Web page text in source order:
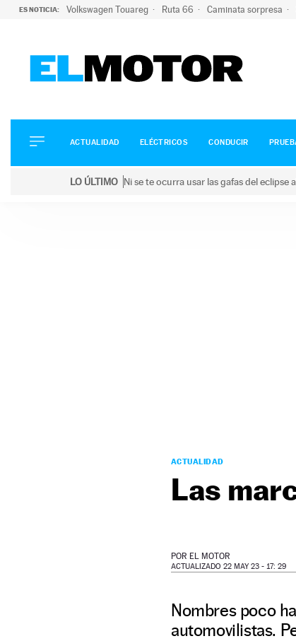
ES NOTICIA: Volkswagen Touareg Ruta 66 Caminata sorpresa
ELÉCTRICOS
CONDUCIR
ACTUALIDAD ELÉCTRICOS CONDUCIR
LO ÚLTIMO Ni se te ocurra usar las gafas del
ACTUALIDAD
Las
POR EL MOTOR
ACTUALIZADO 22 MAY 23 - 17: 29
Nombres poco
automovilistas.